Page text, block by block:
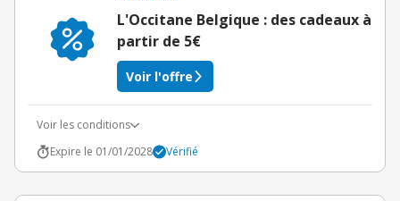
L'Occitane Belgique : des cadeaux à
partir de 5€
Voir l'offre
Voir les conditions
Expire le 01/01/2028
Vérifié